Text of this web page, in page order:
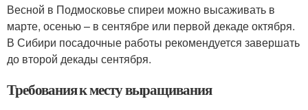
Весной в Подмосковье спиреи можно высаживать в
марте, осенью – в сентябре или первой декаде октября.
В Сибири посадочные работы рекомендуется завершать
до второй декады сентября.
Требования к месту выращивания